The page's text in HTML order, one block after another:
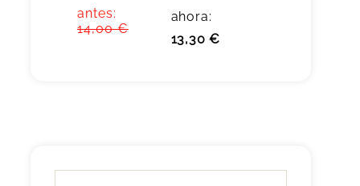
antes:
14,00 €
ahora:
13,30 €